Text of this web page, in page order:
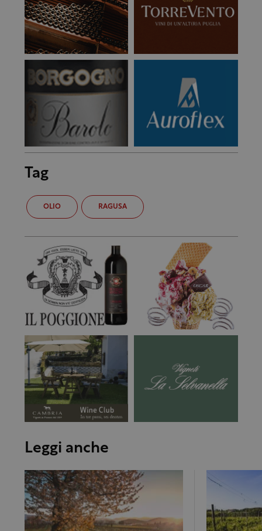
Tag
OLIO RAGUSA
Leggi anche